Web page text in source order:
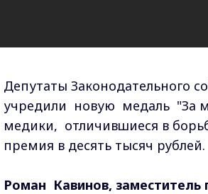
Депутаты Законодательного
учредили новую медаль "За
медики, отличившиеся в
премия в десять тысяч рублей.
Роман Кавинов, заместитель